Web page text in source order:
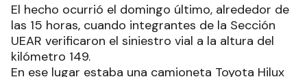
El hecho ocurrió el domingo último, alrededor de
las 15 horas, cuando integrantes de la Sección
UEAR verificaron el siniestro vial a la altura del
kilómetro 149.
En ese lugar estaba una camioneta Toyota Hilux